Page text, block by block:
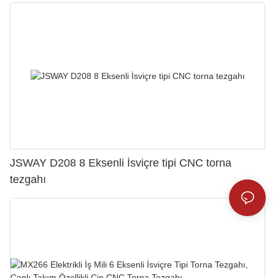
JSWAY D208 8 Eksenli İsviçre tipi CNC torna
tezgahı